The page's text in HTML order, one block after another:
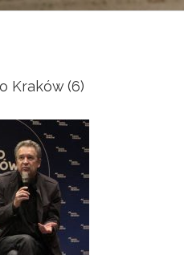
Kraków (6)